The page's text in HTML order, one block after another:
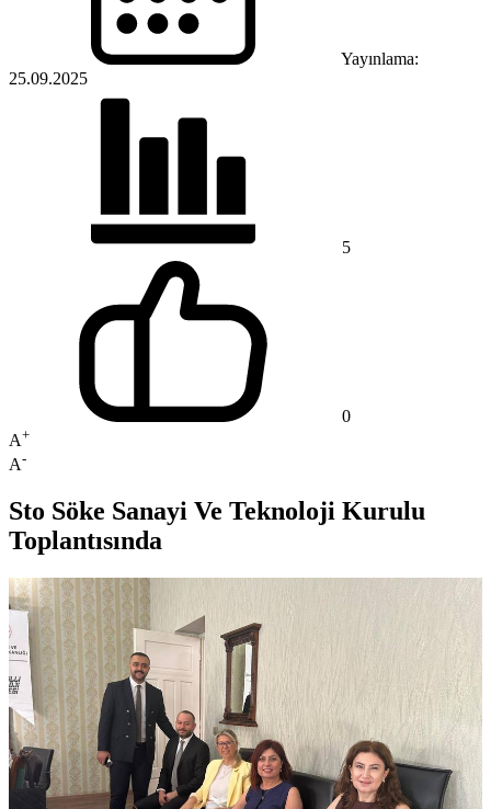
Yayınlama:
25.09.2025
5
0
A+
A-
Sto Söke Sanayi Ve Teknoloji Kurulu
Toplantısında